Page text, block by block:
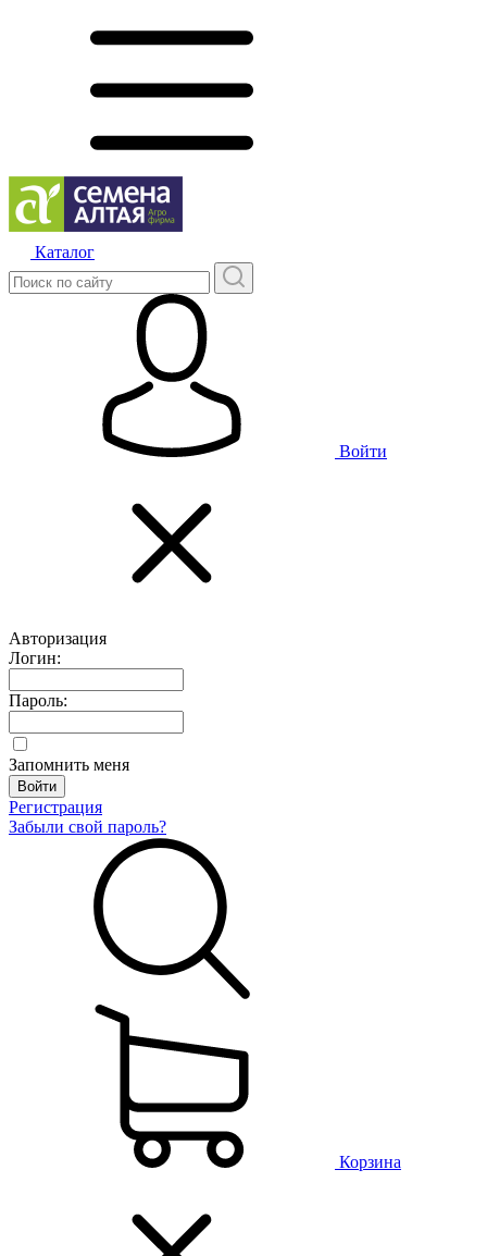
Каталог
Войти
Авторизация
Логин:
Пароль:
Запомнить меня
Регистрация
Забыли свой пароль?
Корзина